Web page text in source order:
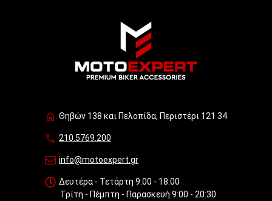
Θηβών 138 και Πελοπίδα, Περιστέρι 121 34
210.5769.200
info@motoexpert.gr
Δευτέρα - Τετάρτη 9:00 - 18:00
Τρίτη - Πέμπτη - Παρασκευή 9:00 - 20:30